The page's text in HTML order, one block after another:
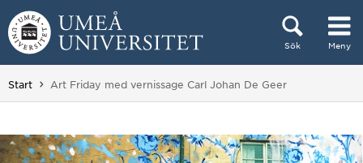
Hoppa direkt till innehållet
Sök Meny
Huvudmenyn dold.
Start Du är här:
Art Friday med vernissage Carl Johan De Geer